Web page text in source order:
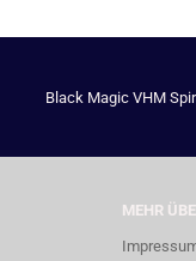
Black Magic VHM
MEHR